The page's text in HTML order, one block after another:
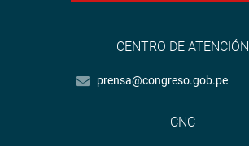
CENTRO DE ATENCIÓN
prensa@congreso.gob.pe
CNC